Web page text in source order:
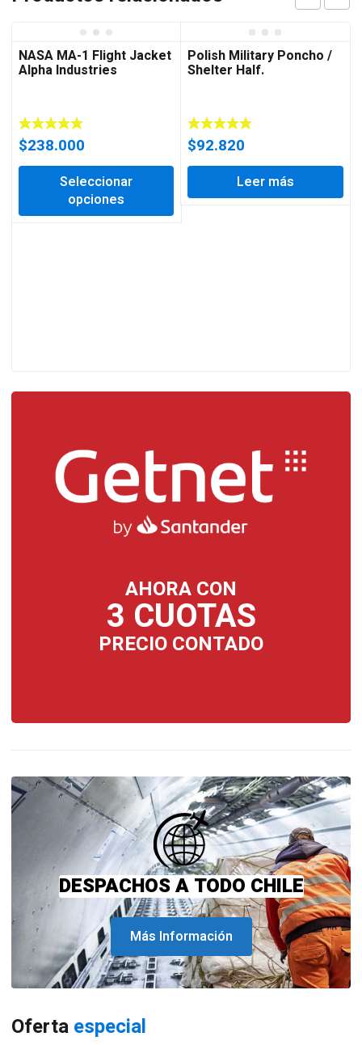
AHORA CON
3 CUOTAS
PRECIO CONTADO
DESPACHOS A TODO CHILE
Más Información
Oferta especial
NASA MA-1 Flight Jacket
Alpha Industries
$238.000
Seleccionar
opciones
Polish Military Poncho /
Shelter Half.
$92.820
Leer más